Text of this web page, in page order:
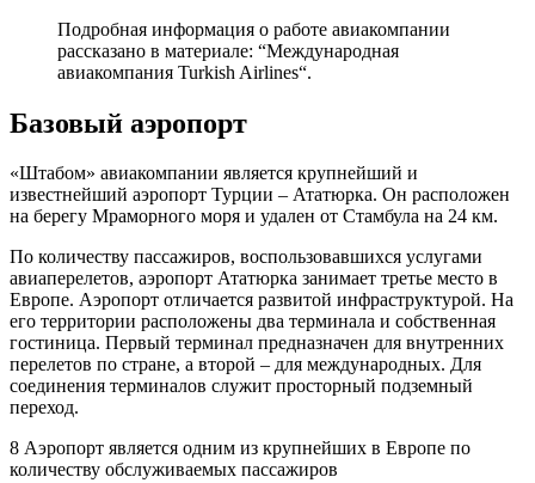
Подробная информация о работе авиакомпании
рассказано в материале: “Международная
авиакомпания Turkish Airlines“.
Базовый аэропорт
«Штабом» авиакомпании является крупнейший и
известнейший аэропорт Турции – Ататюрка. Он расположен
на берегу Мраморного моря и удален от Стамбула на 24 км.
По количеству пассажиров, воспользовавшихся услугами
авиаперелетов, аэропорт Ататюрка занимает третье место в
Европе. Аэропорт отличается развитой инфраструктурой. На
его территории расположены два терминала и собственная
гостиница. Первый терминал предназначен для внутренних
перелетов по стране, а второй – для международных. Для
соединения терминалов служит просторный подземный
переход.
8 Аэропорт является одним из крупнейших в Европе по
количеству обслуживаемых пассажиров